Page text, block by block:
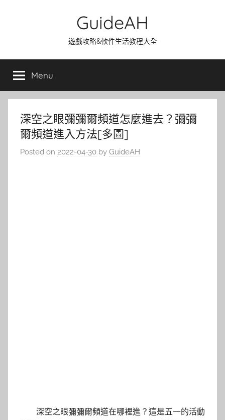
GuideAH
遊戲攻略&軟件生活教程大全
Menu
深空之眼彌彌爾頻道怎麼進去？彌彌
爾頻道進入方法[多圖]
Posted on 2022-04-30 by GuideAH
深空之眼彌彌爾頻道在哪裡進？這是五一的活動